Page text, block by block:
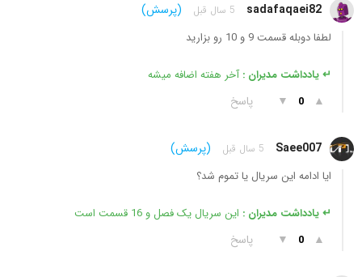
sadafaqaei82 5 سال قبل (پرسش)
لطفا دوبله قسمت 9 و 10 رو بزارید
↵ یادداشت مدیران :آخر هفته اضافه میشه
▲
0
▼ پاسخ
Saee007 5 سال قبل (پرسش)
ایا ادامه این سریال یا تموم شد؟
↵ یادداشت مدیران : این سریال یک فصل و 16 قسمت است
▲
0
▼ پاسخ